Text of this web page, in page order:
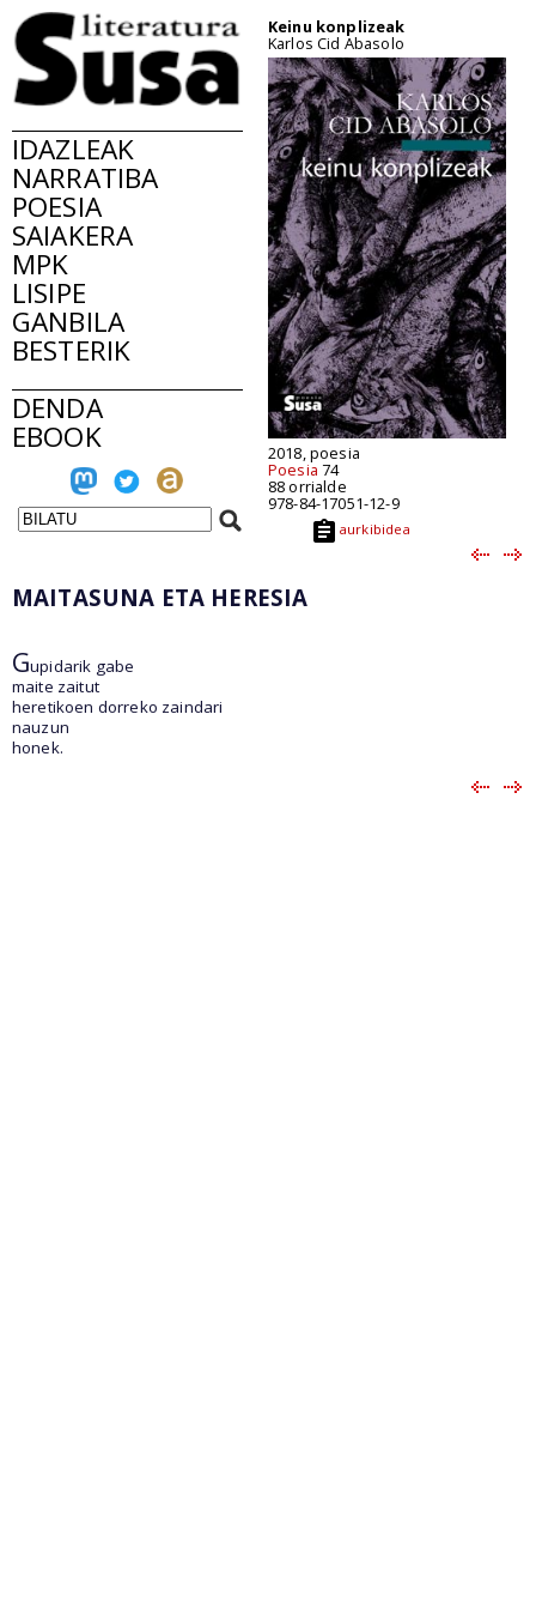
IDAZLEAK
NARRATIBA
POESIA
SAIAKERA
MPK
LISIPE
GANBILA
BESTERIK
DENDA
EBOOK
Keinu konplizeak
Karlos Cid Abasolo
2018, poesia
Poesia 74
88 orrialde
978-84-17051-12-9
aurkibidea
MAITASUNA ETA HERESIA
Gupidarik gabe
maite zaitut
heretikoen dorreko zaindari
nauzun
honek.